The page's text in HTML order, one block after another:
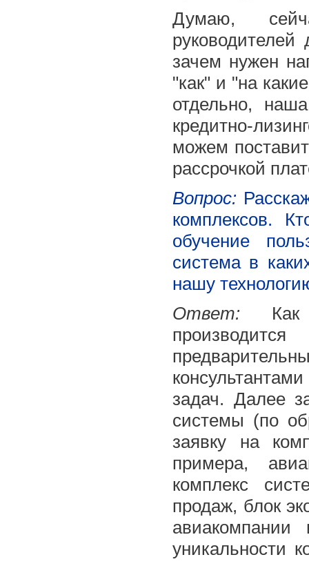
Думаю,
зачем нужен
"как" и "на
отдельно,
кредитно-
можем
рассрочкой
Вопрос:
комплексов.
обучение
система в
нашу
Ответ: Как
задач. Далее
системы (по
заявку на
примера,
комплекс
продаж, блок
уникальности